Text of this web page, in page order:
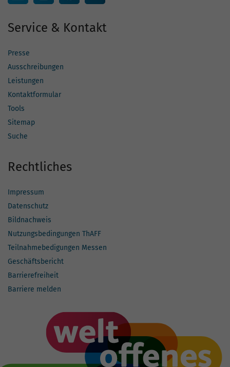
Service & Kontakt
Presse
Ausschreibungen
Leistungen
Kontaktformular
Tools
Sitemap
Suche
Rechtliches
Impressum
Datenschutz
Bildnachweis
Nutzungsbedingungen ThAFF
Teilnahmebedigungen Messen
Geschäftsbericht
Barrierefreiheit
Barriere melden